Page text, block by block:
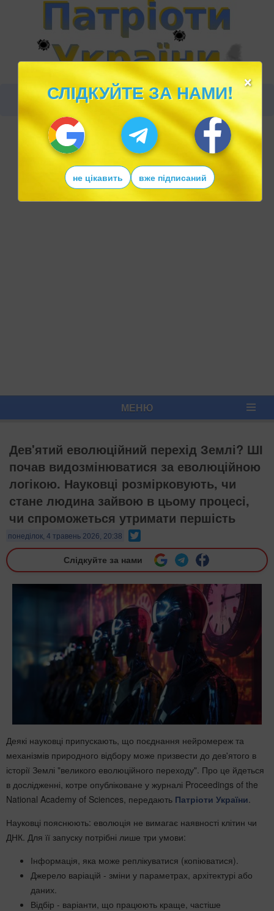
МЕНЮ
Дев'ятий еволюційний перехід Землі? ШІ
почав видозмінюватися за еволюційною
логікою. Науковці розмірковують, чи
стане людина зайвою в цьому процесі,
чи спроможеться утримати першість
понеділок, 4 травень 2026, 20:38
Слідкуйте за нами
Деякі науковці припускають, що поєднання нейромереж та
механізмів природного відбору може призвести до дев'ятого в
історії Землі "великого еволюційного переходу". Про це йдеться
в дослідженні, котре опубліковане у журналі Proceedings of the
National Academy of Sciences, передають Патріоти України
Науковці пояснюють: еволюція не вимагає наявності клітин чи
ДНК. Для її запуску потрібні лише три умови:
Інформація, яка може реплікуватися (копіюватися).
Джерело варіацій - зміни у параметрах, архітектурі або
даних.
Відбір - варіанти, що працюють краще, частіше
×
СЛІДКУЙТЕ ЗА НАМИ!
не цікавить вже підписаний